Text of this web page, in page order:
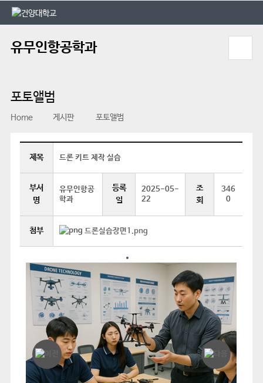
본문 바로가기
대메뉴 바로가기
유무인항공학과
포토앨범
Home 게시판 포토앨범
제목 드론 키트 제작 실습
부서
명
유무인항공
학과
등록
일
2025-05-
22
조
회
346
0
첨부 드론실습장면1.png